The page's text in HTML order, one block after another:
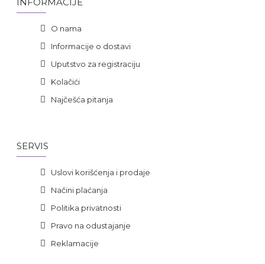
O nama
Informacije o dostavi
Uputstvo za registraciju
Kolačići
Najčešća pitanja
SERVIS
Uslovi korišćenja i prodaje
Načini plaćanja
Politika privatnosti
Pravo na odustajanje
Reklamacije